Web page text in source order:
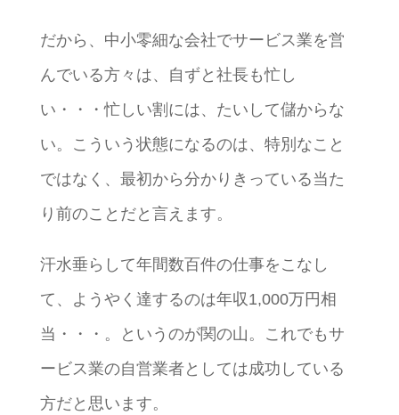
だから、中小零細な会社でサービス業を営
んでいる方々は、自ずと社長も忙し
い・・・忙しい割には、たいして儲からな
い。こういう状態になるのは、特別なこと
ではなく、最初から分かりきっている当た
り前のことだと言えます。
汗水垂らして年間数百件の仕事をこなし
て、ようやく達するのは年収1,000万円相
当・・・。というのが関の山。これでもサ
ービス業の自営業者としては成功している
方だと思います。